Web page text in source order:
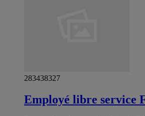
283438327
Employé libre service